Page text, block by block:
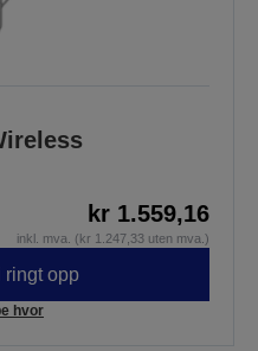
kr 1.559,16
inkl. mva. (kr 1.247,33 uten mva.)
ringt opp
hvor